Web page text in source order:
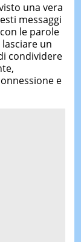
una vera
messaggi
le parole
un
condividere
e